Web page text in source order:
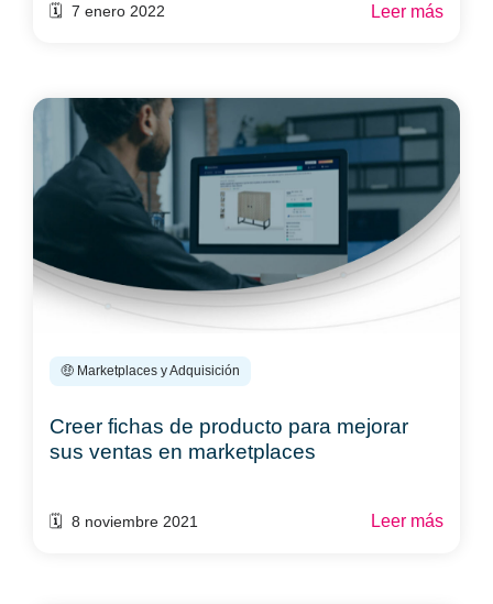
🗓️ 7 enero 2022 Leer más
🤑 Marketplaces y Adquisición
Creer fichas de producto para mejorar
sus ventas en marketplaces
🗓️ 8 noviembre 2021 Leer más